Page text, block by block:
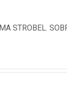
STROBEL.